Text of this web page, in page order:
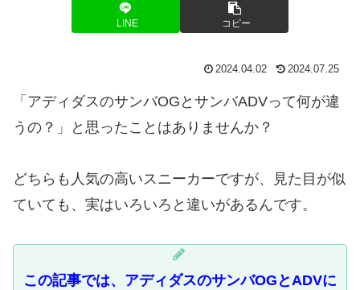
LINE コピー
2024.04.02 2024.07.25
「アディダスのサンバOGとサンバADVって何が違
うの？」と思ったことはありませんか？
どちらも人気の高いスニーカーですが、見た目が似
ていても、実はいろいろと違いがあるんです。
この記事では、アディダスのサンバOGとADVに